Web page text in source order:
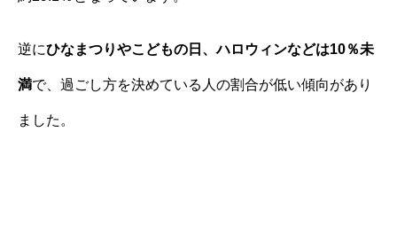
逆にひなまつりやこどもの日、ハロウィンなどは10％未
満で、過ごし方を決めている人の割合が低い傾向があり
ました。